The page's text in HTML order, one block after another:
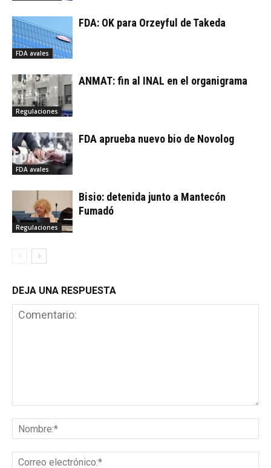
FDA avales
FDA: OK para Orzeyful de Takeda
Regulaciones
ANMAT: fin al INAL en el organigrama
FDA avales
FDA aprueba nuevo bio de Novolog
Regulaciones
Bisio: detenida junto a Mantecón
Fumadó
DEJA UNA RESPUESTA